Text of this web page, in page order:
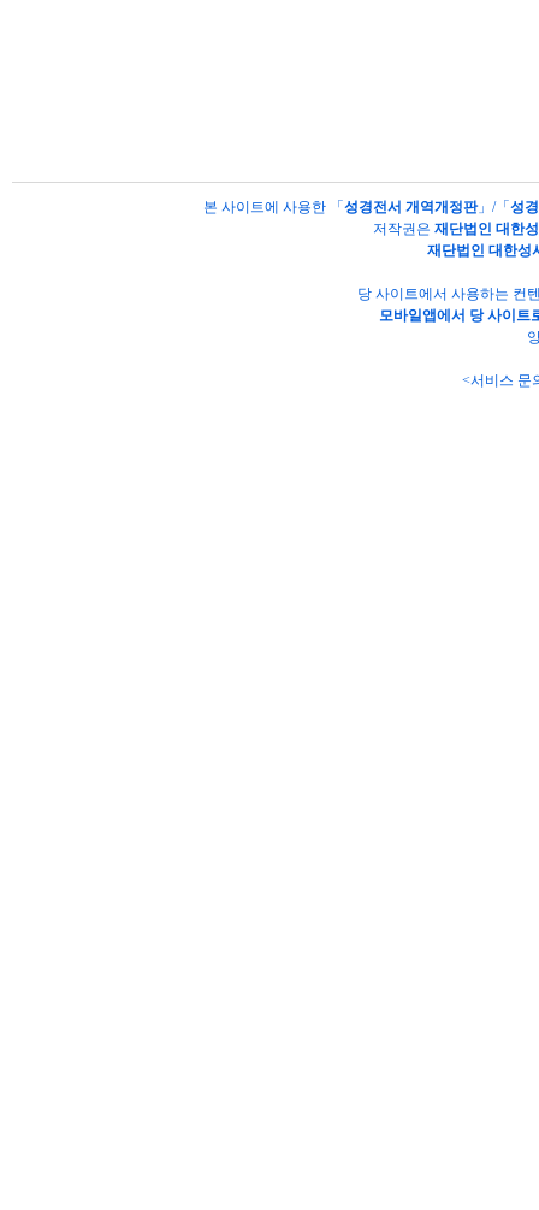
본 사이트에 사용한 「 성경전서 개역개정판」/「 성
저작권은 재단법인 대한
재단법인 대한성
당 사이트에서 사용하는 컨
모바일앱에서 당 사이트
<서비스 문